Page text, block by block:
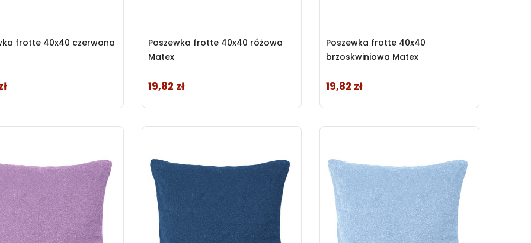
frotte 40x40 czerwona
Poszewka frotte 40x40 różowa
Matex
Cena
19,82 zł
Poszewka frotte 40x40
brzoskwiniowa Matex
Cena
19,82 zł